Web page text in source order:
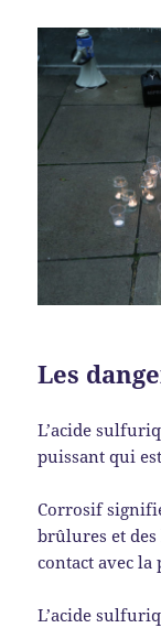
Les
L’acide
puissant qui
Corrosif
brûlures et
contact avec la
L’acide